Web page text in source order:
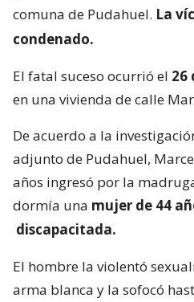
comuna de Pudahuel. La
condenado.
El fatal suceso ocurrió el 26
en una vivienda de calle
De acuerdo a la
adjunto de Pudahuel,
años ingresó por la
dormía una mujer de 44
discapacitada.
El hombre la violentó
arma blanca y la sofocó